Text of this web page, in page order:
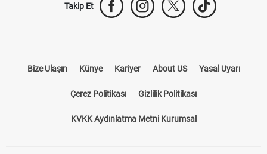
Takip Et
Bize Ulaşın Künye Kariyer About US Yasal Uyarı
Çerez Politikası Gizlilik Politikası
KVKK Aydınlatma Metni Kurumsal